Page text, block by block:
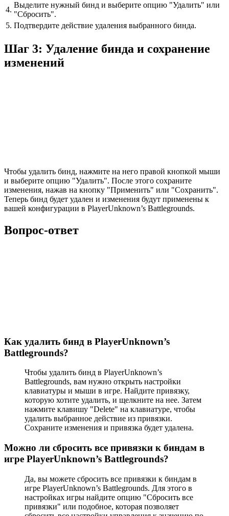
4.
Выделите нужный бинд и выберите опцию "Удалить" или
"Сбросить".
5. Подтвердите действие удаления выбранного бинда.
Шаг 3: Удаление бинда и сохранение
изменений
Чтобы удалить бинд, нажмите на него правой кнопкой мыши
и выберите опцию "Удалить". После этого сохраните
изменения, нажав на кнопку "Применить" или "Сохранить".
Теперь бинд будет удален и изменения будут применены к
вашей конфигурации в PlayerUnknown’s Battlegrounds.
Вопрос-ответ
Как удалить бинд в PlayerUnknown’s
Battlegrounds?
Чтобы удалить бинд в PlayerUnknown’s
Battlegrounds, вам нужно открыть настройки
клавиатуры и мыши в игре. Найдите привязку,
которую хотите удалить, и щелкните на нее. Затем
нажмите клавишу "Delete" на клавиатуре, чтобы
удалить выбранное действие из привязки.
Сохраните изменения и привязка будет удалена.
Можно ли сбросить все привязки к биндам в
игре PlayerUnknown’s Battlegrounds?
Да, вы можете сбросить все привязки к биндам в
игре PlayerUnknown’s Battlegrounds. Для этого в
настройках игры найдите опцию "Сбросить все
привязки" или подобное, которая позволяет